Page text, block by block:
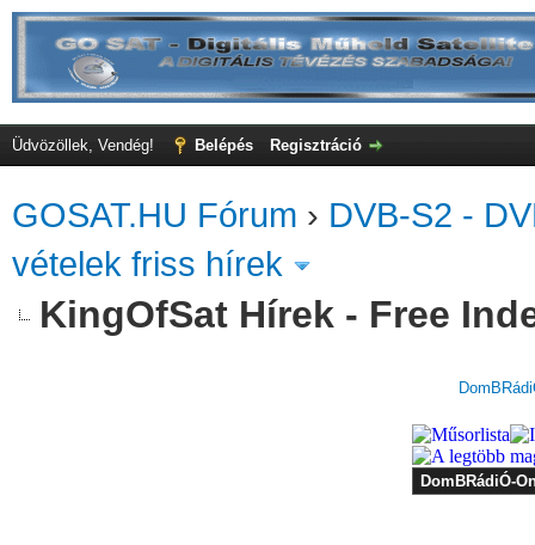
Üdvözöllek, Vendég! Belépés Regisztráció
GOSAT.HU Fórum › DVB-S2 -
vételek friss hírek
KingOfSat Hírek - Free